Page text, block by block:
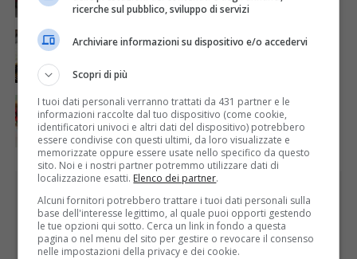
Il jazz, il tango e l’organo Mascioni del 1907 per la
ATTUALITÀ 6 giorni fa
A chi serve il post scuola?
PUBBLICITÀ
ricerche sul pubblico, sviluppo di servizi
Archiviare informazioni su dispositivo e/o accedervi
Scopri di più
I tuoi dati personali verranno trattati da 431 partner e le
informazioni raccolte dal tuo dispositivo (come cookie,
identificatori univoci e altri dati del dispositivo) potrebbero
essere condivise con questi ultimi, da loro visualizzate e
memorizzate oppure essere usate nello specifico da questo
sito. Noi e i nostri partner potremmo utilizzare dati di
localizzazione esatti. Elenco dei partner.
Alcuni fornitori potrebbero trattare i tuoi dati personali sulla
base dell'interesse legittimo, al quale puoi opporti gestendo
le tue opzioni qui sotto. Cerca un link in fondo a questa
pagina o nel menu del sito per gestire o revocare il consenso
nelle impostazioni della privacy e dei cookie.